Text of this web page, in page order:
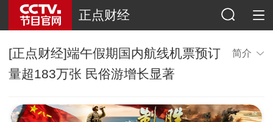
正点财经
[正点财经]端午假期国内航线机票预订
量超183万张 民俗游增长显著
简介